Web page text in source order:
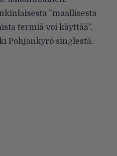
”maallisesta
termiä voi käyttää”,
Pohjankyrö singlestä.